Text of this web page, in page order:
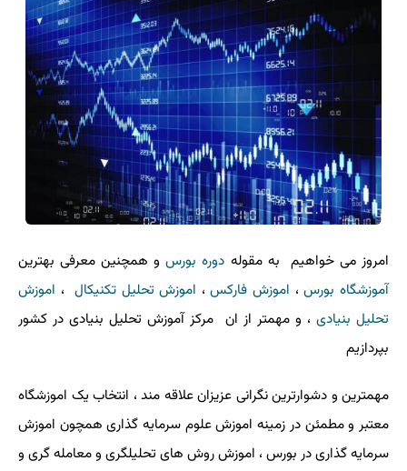
امروز می خواهیم به مقوله دوره بورسو همچنین معرفی بهترین
آموزشگاه بورس، اموزش فارکس، اموزش تحلیل تکنیکال ، اموزش
تحلیل بنیادی ، و مهمتر از ان مرکز آموزش تحلیل بنیادی در کشور
بپردازیم
مهمترین و دشوارترین نگرانی عزیزان علاقه مند ، انتخاب یک اموزشگاه
معتبر و مطمئن در زمینه اموزش علوم سرمایه گذاری همچون اموزش
سرمایه گذاری در بورس ، اموزش روش های تحلیلگری و معامله گری و